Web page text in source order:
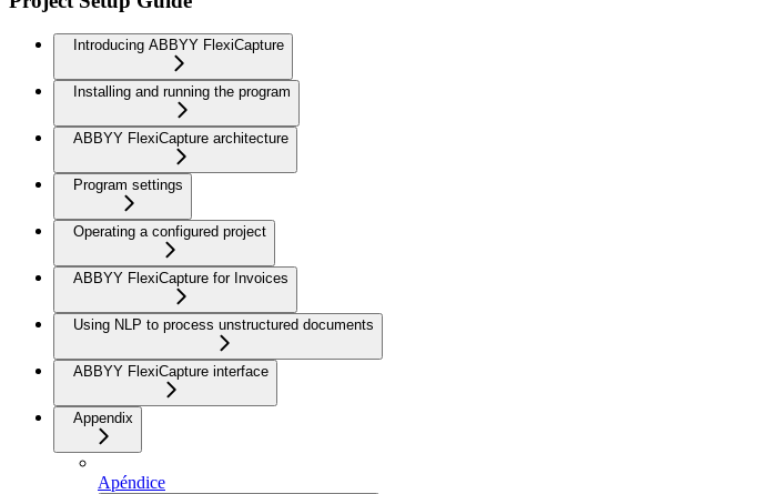
Introducing ABBYY FlexiCapture
Installing and running the program
ABBYY FlexiCapture architecture
Program settings
Operating a configured project
ABBYY FlexiCapture for Invoices
Using NLP to process unstructured documents
ABBYY FlexiCapture interface
Appendix
Apéndice